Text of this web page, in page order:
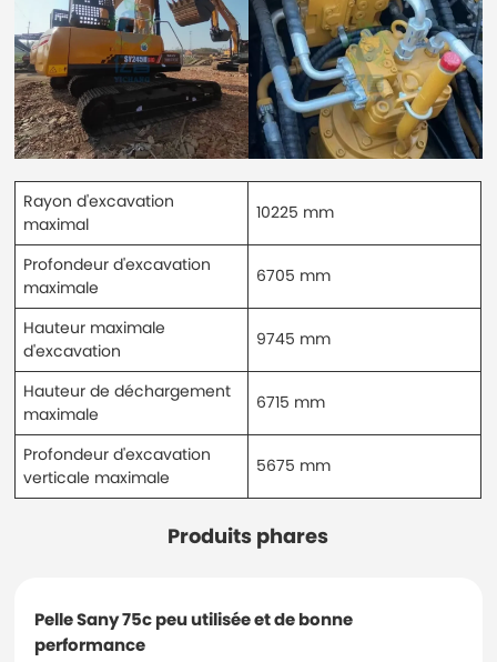
Rayon d'excavation
maximal
10225 mm
Profondeur d'excavation
maximale
6705 mm
Hauteur maximale
d'excavation
9745 mm
Hauteur de déchargement
maximale
6715 mm
Profondeur d'excavation
verticale maximale
5675 mm
Produits phares
Pelle Sany 75c peu utilisée et de bonne
performance